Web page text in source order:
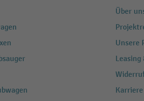
Über
Unsere
Leasing
Karriere